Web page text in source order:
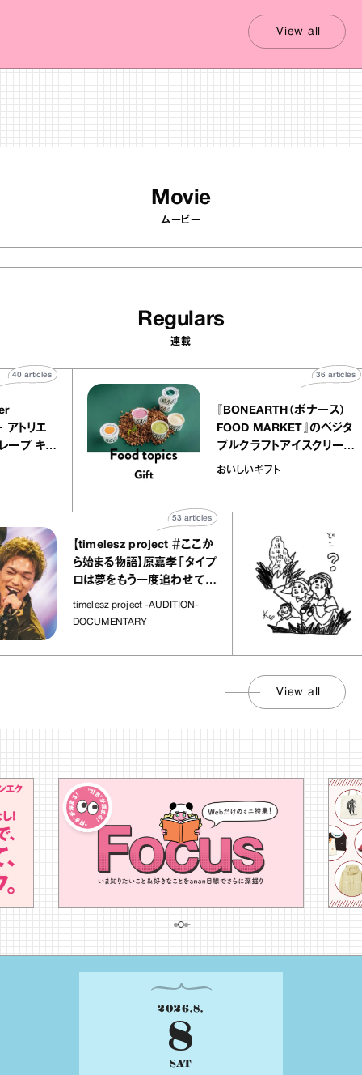
View all
Movie
ムービー
Regulars
連載
atelier
アリー アトリエ
ミルクレープ キャ
40
『BONEARTH（ボナ
FOOD MARKET』の
ブルクラフトアイスク
｜真野知子の「おい
おいしいギフト
36
【timelesz project ＃ここか
ら始まる物語】原嘉孝「タイプ
ロは夢をもう一度追わせてく
れた場所」
timelesz project -AUDITION-
DOCUMENTARY
articles
View all
2026.8.
8
SAT